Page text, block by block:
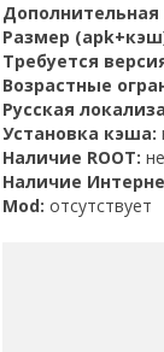
Размер
Требуется
Возрастные
Русская
Установка кэша:
Наличие ROOT:
Наличие
Mod: отсутствует